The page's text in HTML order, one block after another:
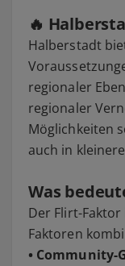
🔥
Halberstadt
regionaler
regionaler
Möglichkeiten
auch in
Was
Der Flirt-
Faktoren
• Community-